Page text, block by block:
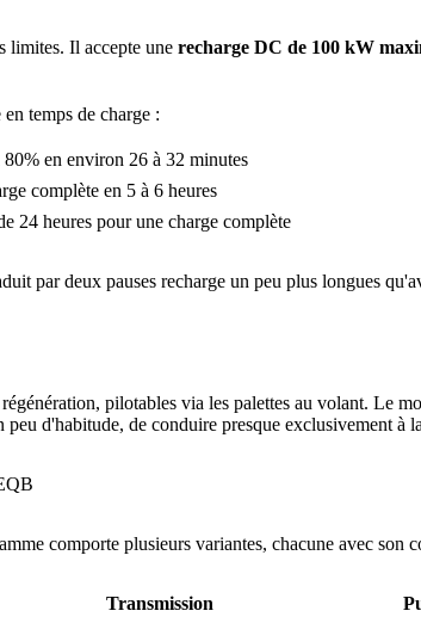
limites. Il accepte une recharge DC de 100 kW
temps de charge :
en environ 26 à 32 minutes
complète en 5 à 6 heures
24 heures pour une charge complète
par deux pauses recharge un peu plus longues
pilotables via les palettes au volant. Le
peu d'habitude, de conduire presque exclusivement à
comporte plusieurs variantes, chacune avec
Transmission